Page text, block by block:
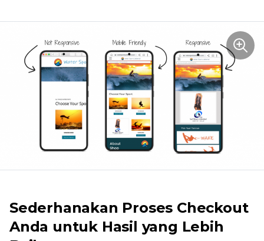
Sederhanakan Proses Checkout
Anda untuk Hasil yang Lebih